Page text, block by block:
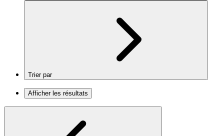
Trier par
Afficher les résultats